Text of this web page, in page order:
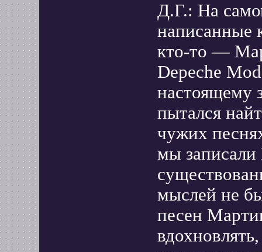
Д.Г.: На
написанные
кто-то —
Depeche
настоящему
пытался
чужих
мы
мыслей не
песен